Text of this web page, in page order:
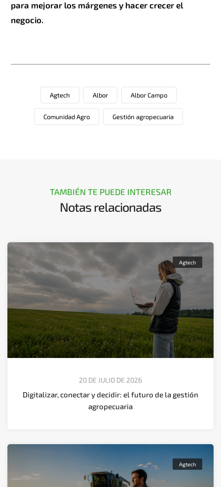
para mejorar los márgenes y hacer crecer el
negocio.
Agtech Albor Albor Campo
Comunidad Agro Gestión agropecuaria
TAMBIÉN TE PUEDE INTERESAR
Notas relacionadas
Agtech
20 DE JULIO DE 2026
Digitalizar, conectar y decidir: el futuro de la gestión
agropecuaria
Agtech